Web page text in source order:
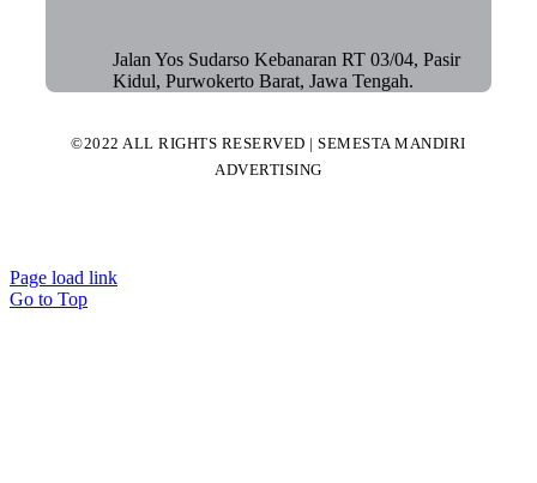
Jalan Yos Sudarso Kebanaran RT 03/04, Pasir
Kidul, Purwokerto Barat, Jawa Tengah.
©2022 ALL RIGHTS RESERVED | SEMESTA MANDIRI
ADVERTISING
Page load link
Go to Top